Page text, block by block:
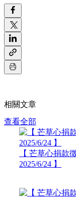
相關文章
查看全部
【 芒草心捐款
2025/6/24 】